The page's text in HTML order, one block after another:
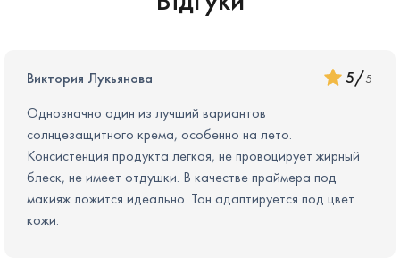
Виктория Лукьянова 5/5
Однозначно один из лучший вариантов
солнцезащитного крема, особенно на лето.
Консистенция продукта легкая, не провоцирует жирный
блеск, не имеет отдушки. В качестве праймера под
макияж ложится идеально. Тон адаптируется под цвет
кожи.